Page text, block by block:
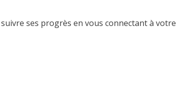
ses progrès en vous connectant à votre